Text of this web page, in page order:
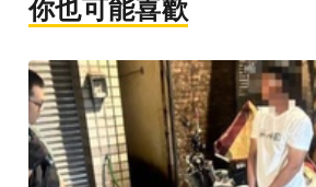
你也可能喜歡